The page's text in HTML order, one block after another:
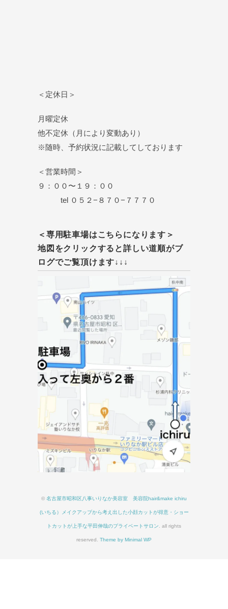
＜定休日＞
月曜定休
他不定休（月により変動あり）
※随時、予約状況に記載してしております
＜営業時間＞
９：００〜１９：００
tel ０５２−８７０−７７７０
＜専用駐車場はこちらになります＞
地図をクリックすると詳しい道順がブ
ログでご覧頂けます↓↓↓
© 名古屋市昭和区八事いりなか美容室 美容院hair&make ichiru
(いちる）メイクアップから考え出した小顔カットが得意・ショー
トカットが上手な平田伸哉のプライベートサロン . all rights
reserved. Theme by Minimal WP